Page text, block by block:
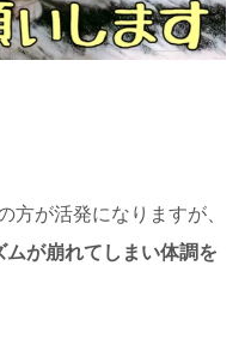
方が活発になりますが、
ムが崩れてしまい体調を